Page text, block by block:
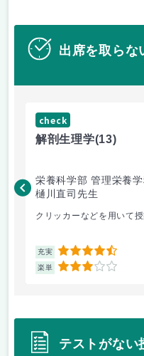
出席を取らな
check
解剖生理学(13)
栄養科学部 管理栄養
樋川直司先生
クリッカーなどを用いて
充実 4.5
楽単 3
テストがない